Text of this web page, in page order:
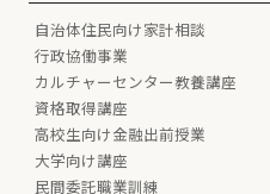
自治体住民向け家計相談
行政協働事業
カルチャーセンター教養講座
資格取得講座
高校生向け金融出前授業
大学向け講座
民間委託職業訓練